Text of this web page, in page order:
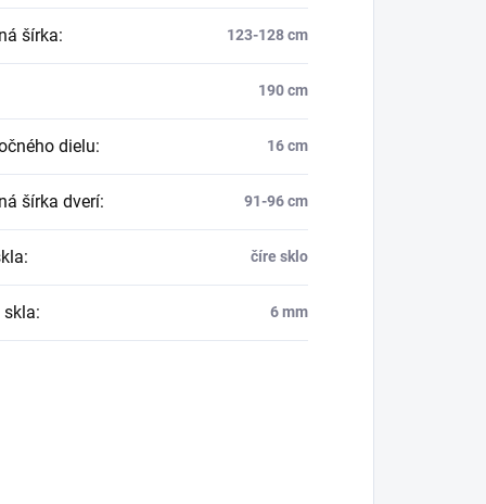
šírka: 123-128 cm
190 cm
dielu: 16 cm
šírka dverí: 91-96 cm
: číre sklo
skla: 6 mm